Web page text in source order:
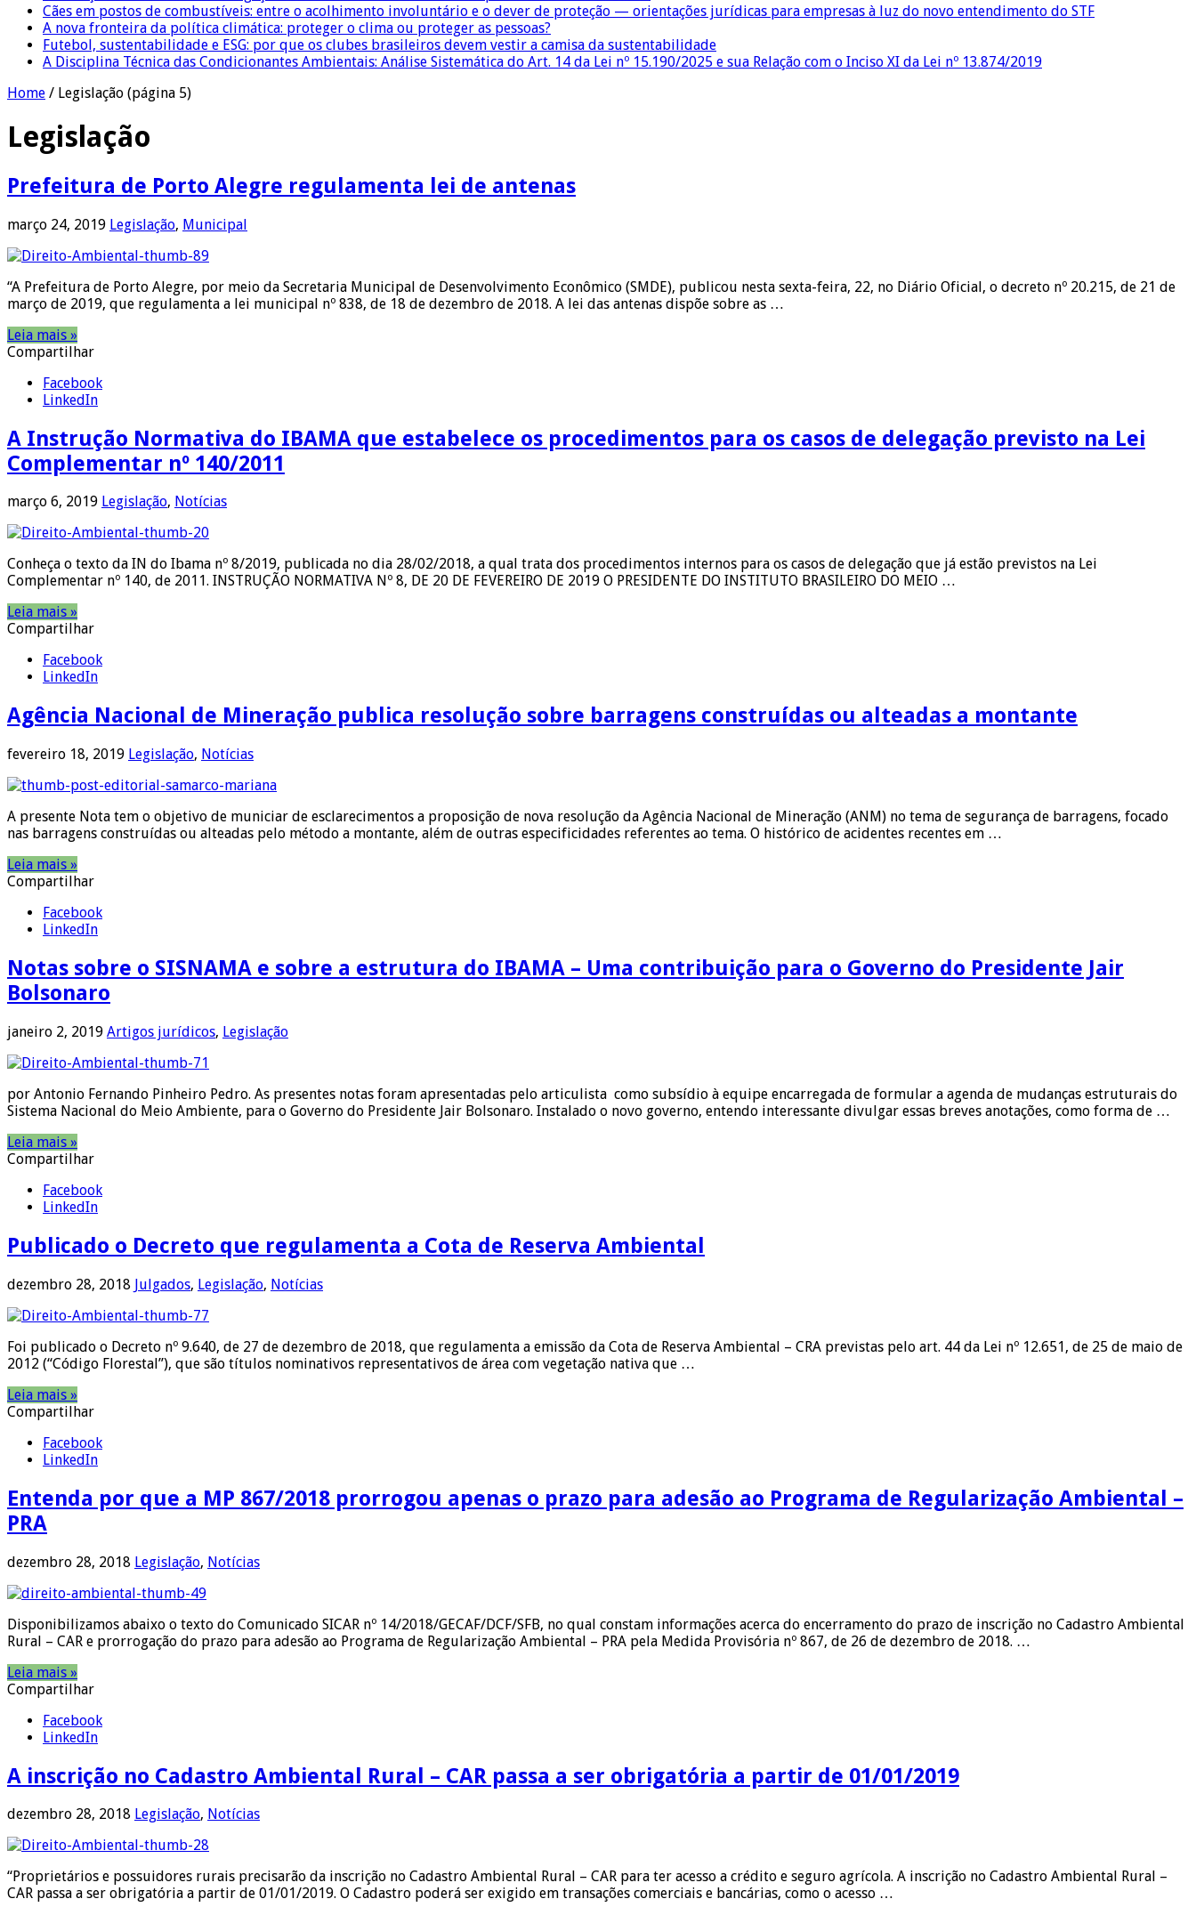
Cães em postos de combustíveis: entre o acolhimento involuntário e o dever de proteção — orientações jurídicas para empresas à luz do novo entendimento do STF
A nova fronteira da política climática: proteger o clima ou proteger as pessoas?
Futebol, sustentabilidade e ESG: por que os clubes brasileiros devem vestir a camisa da sustentabilidade
A Disciplina Técnica das Condicionantes Ambientais: Análise Sistemática do Art. 14 da Lei nº 15.190/2025 e sua Relação com o Inciso XI da Lei nº 13.874/2019
Home / Legislação (página 5)
Legislação
Prefeitura de Porto Alegre regulamenta lei de antenas
março 24, 2019 Legislação, Municipal
“A Prefeitura de Porto Alegre, por meio da Secretaria Municipal de Desenvolvimento Econômico (SMDE), publicou nesta sexta-feira, 22, no Diário Oficial, o decreto nº 20.215, de 21 de
março de 2019, que regulamenta a lei municipal nº 838, de 18 de dezembro de 2018. A lei das antenas dispõe sobre as …
Leia mais »
Compartilhar
Facebook
LinkedIn
A Instrução Normativa do IBAMA que estabelece os procedimentos para os casos de delegação previsto na Lei
Complementar nº 140/2011
março 6, 2019 Legislação, Notícias
Conheça o texto da IN do Ibama nº 8/2019, publicada no dia 28/02/2018, a qual trata dos procedimentos internos para os casos de delegação que já estão previstos na Lei
Complementar nº 140, de 2011. INSTRUÇÃO NORMATIVA Nº 8, DE 20 DE FEVEREIRO DE 2019 O PRESIDENTE DO INSTITUTO BRASILEIRO DO MEIO …
Leia mais »
Compartilhar
Facebook
LinkedIn
Agência Nacional de Mineração publica resolução sobre barragens construídas ou alteadas a montante
fevereiro 18, 2019 Legislação, Notícias
A presente Nota tem o objetivo de municiar de esclarecimentos a proposição de nova resolução da Agência Nacional de Mineração (ANM) no tema de segurança de barragens, focado
nas barragens construídas ou alteadas pelo método a montante, além de outras especificidades referentes ao tema. O histórico de acidentes recentes em …
Leia mais »
Compartilhar
Facebook
LinkedIn
Notas sobre o SISNAMA e sobre a estrutura do IBAMA – Uma contribuição para o Governo do Presidente Jair
Bolsonaro
janeiro 2, 2019 Artigos jurídicos, Legislação
por Antonio Fernando Pinheiro Pedro. As presentes notas foram apresentadas pelo articulista como subsídio à equipe encarregada de formular a agenda de mudanças estruturais do
Sistema Nacional do Meio Ambiente, para o Governo do Presidente Jair Bolsonaro. Instalado o novo governo, entendo interessante divulgar essas breves anotações, como forma de …
Leia mais »
Compartilhar
Facebook
LinkedIn
Publicado o Decreto que regulamenta a Cota de Reserva Ambiental
dezembro 28, 2018 Julgados, Legislação, Notícias
Foi publicado o Decreto nº 9.640, de 27 de dezembro de 2018, que regulamenta a emissão da Cota de Reserva Ambiental – CRA previstas pelo art. 44 da Lei nº 12.651, de 25 de maio de
2012 (“Código Florestal”), que são títulos nominativos representativos de área com vegetação nativa que …
Leia mais »
Compartilhar
Facebook
LinkedIn
Entenda por que a MP 867/2018 prorrogou apenas o prazo para adesão ao Programa de Regularização Ambiental –
PRA
dezembro 28, 2018 Legislação, Notícias
Disponibilizamos abaixo o texto do Comunicado SICAR nº 14/2018/GECAF/DCF/SFB, no qual constam informações acerca do encerramento do prazo de inscrição no Cadastro Ambiental
Rural – CAR e prorrogação do prazo para adesão ao Programa de Regularização Ambiental – PRA pela Medida Provisória nº 867, de 26 de dezembro de 2018. …
Leia mais »
Compartilhar
Facebook
LinkedIn
A inscrição no Cadastro Ambiental Rural – CAR passa a ser obrigatória a partir de 01/01/2019
dezembro 28, 2018 Legislação, Notícias
“Proprietários e possuidores rurais precisarão da inscrição no Cadastro Ambiental Rural – CAR para ter acesso a crédito e seguro agrícola. A inscrição no Cadastro Ambiental Rural –
CAR passa a ser obrigatória a partir de 01/01/2019. O Cadastro poderá ser exigido em transações comerciais e bancárias, como o acesso …